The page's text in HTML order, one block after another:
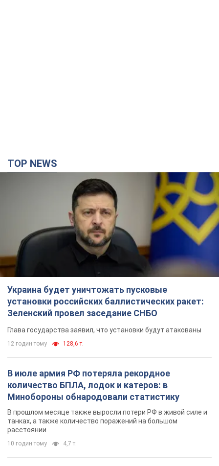
TOP NEWS
Украина будет уничтожать пусковые
установки российских баллистических ракет:
Зеленский провел заседание СНБО
Глава государства заявил, что установки будут атакованы
12 годин тому 128,6 т.
В июле армия РФ потеряла рекордное
количество БПЛА, лодок и катеров: в
Минобороны обнародовали статистику
В прошлом месяце также выросли потери РФ в живой силе и
танках, а также количество поражений на большом
расстоянии
10 годин тому 4,7 т.